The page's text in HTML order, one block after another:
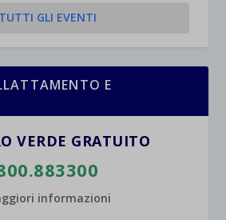
TUTTI GLI EVENTI
E
VERDE GRATUITO
informazioni